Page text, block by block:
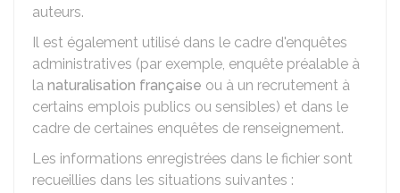
auteurs.
Il est également utilisé dans le cadre d'enquêtes
administratives (par exemple, enquête préalable à
la naturalisation française ou à un recrutement à
certains emplois publics ou sensibles) et dans le
cadre de certaines enquêtes de renseignement.
Les informations enregistrées dans le fichier sont
recueillies dans les situations suivantes :